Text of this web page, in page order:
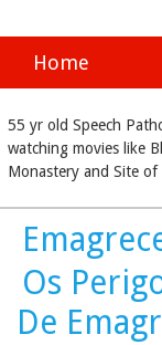
Home
55 yr old Speech
watching movies like
Monastery and Site of
Os
De